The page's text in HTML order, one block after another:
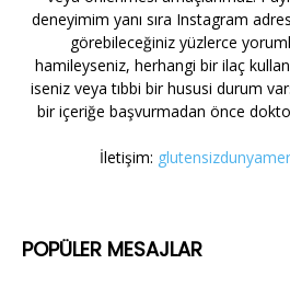
deneyimim yanı sıra Instagram
görebileceğiniz yüzlerce
hamileyseniz, herhangi bir ilaç
iseniz veya tıbbi bir hususi durum
bir içeriğe başvurmadan önce
İletişim:
POPÜLER MESAJLAR